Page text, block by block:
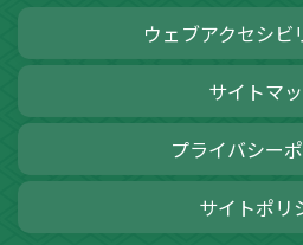
ウェブアクセシビ
サイトマ
プライバシー
サイトポリ